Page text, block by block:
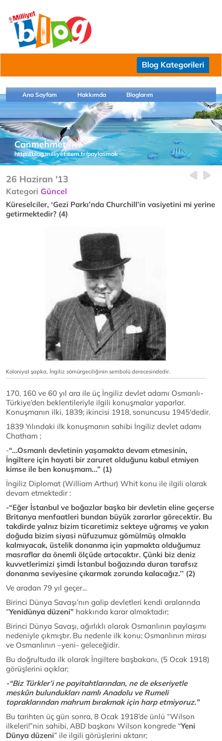
Blog Kategorileri
Ana Sayfam Hakkımda Bloglarım
Canmehmet
http://blog.milliyet.com.tr/paylasmak
26 Haziran '13
Kategori Güncel
Küreselciler, ‘Gezi Parkı’nda Churchill’in vasiyetini mi yerine
getirmektedir? (4)
Koloniyal şapka, İngiliz sömürgeciliğinin sembolü derecesindedir.
170, 160 ve 60 yıl ara ile üç İngiliz devlet adamı Osmanlı-
Türkiye’den beklentileriyle ilgili konuşmalar yaparlar.
Konuşmanın ilki, 1839; ikincisi 1918, sonuncusu 1945'dedir.
1839 Yılındaki ilk konuşmanın sahibi İngiliz devlet adamı
Chatham ;
-“...Osmanlı devletinin yaşamakta devam etmesinin,
İngiltere için hayati bir zaruret olduğunu kabul etmiyen
kimse ile ben konuşmam...” (1)
İngiliz Diplomat (William Arthur) Whit konu ile ilgili olarak
devam etmektedir :
-“Eğer İstanbul ve boğazlar başka bir devletin eline geçerse
Britanya menfaatleri bundan büyük zararlar görecektir. Bu
takdirde yalnız bizim ticaretimiz sekteye uğramış ve yakın
doğuda bizim siyasi nüfuzumuz gömülmüş olmakla
kalmıyacak, üstelik donanma için yapmakta olduğumuz
masraflar da önemli ölçüde artacaktır. Çünki biz deniz
kuvvetlerimizi şimdi İstanbul boğazında duran tarafsız
donanma seviyesine çıkarmak zorunda kalacağız.’’ (2)
Ve aradan 79 yıl geçer...
Birinci Dünya Savaşı’nın galip devletleri kendi aralarında
“Yenidünya düzeni” hakkında karar almaktadır;
Birinci Dünya Savaşı, ağırlıklı olarak Osmanlının paylaşımı
nedeniyle çıkmıştır. Bu nedenle ilk konu; Osmanlının mirası
ve Osmanlının –yeni- geleceğidir.
Bu doğrultuda ilk olarak İngiltere başbakanı, (5 Ocak 1918)
görüşlerini açıklar;
-“Biz Türkler’i ne payitahtlarından, ne de ekseriyetle
meskûn bulundukları namlı Anadolu ve Rumeli
topraklarından mahrum bırakmak için harp etmiyoruz.”
Bu tarihten üç gün sonra, 8 Ocak 1918’de ünlü “Wilson
ilkeleri!”nin sahibi, ABD başkanı Wilson kongrede “Yeni
Dünya düzeni” ile ilgili görüşlerini aktarır;